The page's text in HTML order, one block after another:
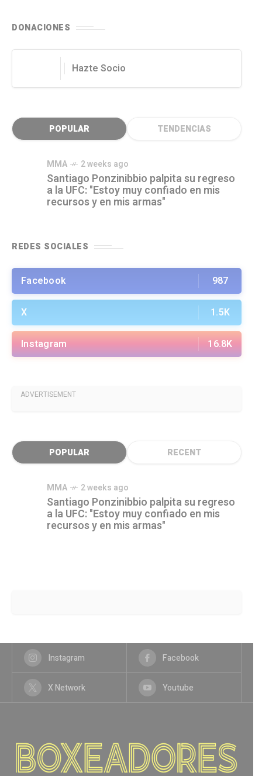
DONACIONES
Hazte Socio
POPULAR TENDENCIAS
MMA 2 weeks ago
Santiago Ponzinibbio palpita su regreso
a la UFC: "Estoy muy confiado en mis
recursos y en mis armas"
REDES SOCIALES
Facebook 987
X 1.5K
Instagram 16.8K
ADVERTISEMENT
POPULAR RECENT
MMA 2 weeks ago
Santiago Ponzinibbio palpita su regreso
a la UFC: "Estoy muy confiado en mis
recursos y en mis armas"
Instagram Facebook
X Network Youtube